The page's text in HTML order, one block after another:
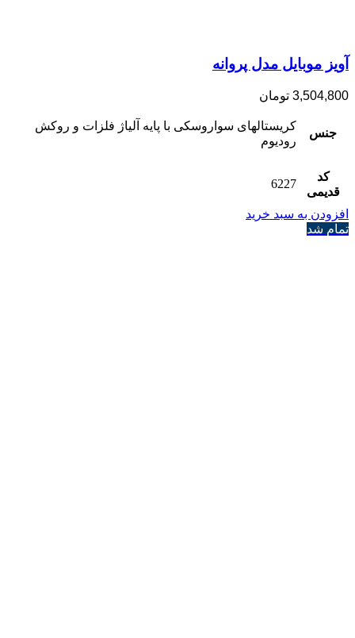
آویز موبایل مدل پروانه
3,504,800 تومان
جنس
کریستالهای سواروسکی با پایه آلیاژ فلزات و روکش
رودیوم
کد
قدیمی
6227
افزودن به سبد خرید
تمام شد